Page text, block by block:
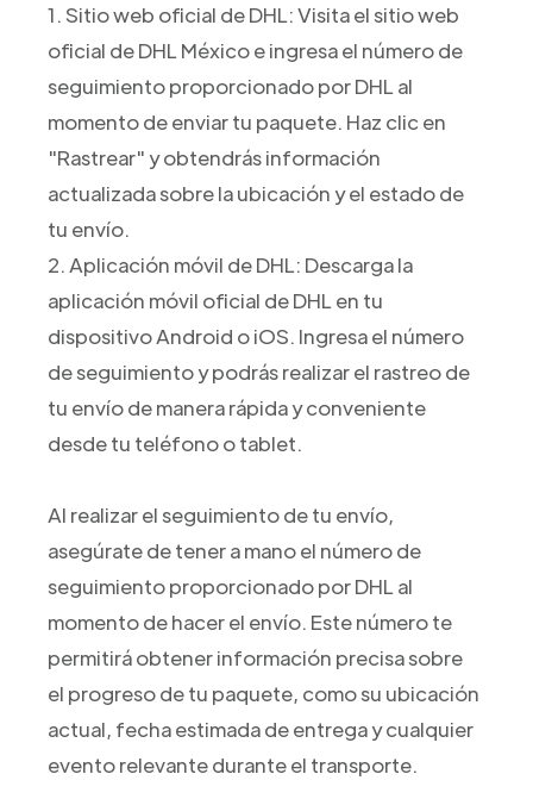
1. Sitio web oficial de DHL: Visita el sitio web
oficial de DHL México e ingresa el número de
seguimiento proporcionado por DHL al
momento de enviar tu paquete. Haz clic en
"Rastrear" y obtendrás información
actualizada sobre la ubicación y el estado de
tu envío.
2. Aplicación móvil de DHL: Descarga la
aplicación móvil oficial de DHL en tu
dispositivo Android o iOS. Ingresa el número
de seguimiento y podrás realizar el rastreo de
tu envío de manera rápida y conveniente
desde tu teléfono o tablet.
Al realizar el seguimiento de tu envío,
asegúrate de tener a mano el número de
seguimiento proporcionado por DHL al
momento de hacer el envío. Este número te
permitirá obtener información precisa sobre
el progreso de tu paquete, como su ubicación
actual, fecha estimada de entrega y cualquier
evento relevante durante el transporte.